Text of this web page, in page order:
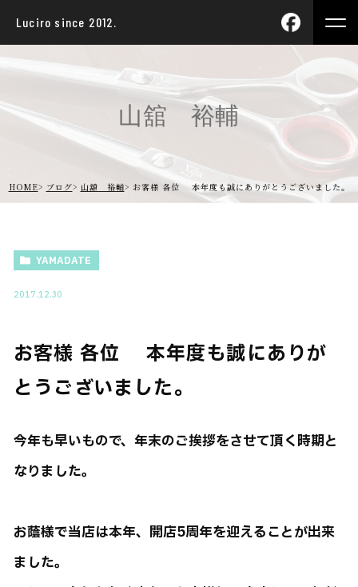
Luciro since 2012.
山舘 裕輔
HOME ブログ 山舘 裕輔 お客様 各位 本年度も誠にありがとうございました。
YAMADATE
2017.12.30
お客様 各位 本年度も誠にありが
とうございました。
今年も早いもので、年末のご挨拶をさせて頂く時期と
なりました。
お蔭様で当店は本年、開店5周年を迎えることが出来
ました。